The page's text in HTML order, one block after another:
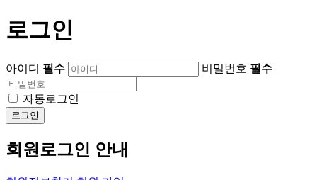
로그인
아이디 필수 비밀번호 필수
자동로그인
로그인
회원로그인 안내